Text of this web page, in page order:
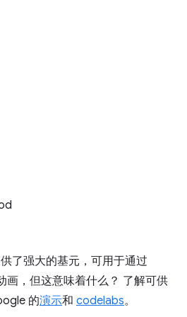
了强大的基元，可用于通过
画，但这意味着什么？ 了解可供
的演示和 codelabs。